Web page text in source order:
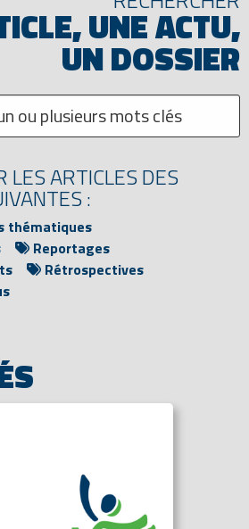
UNE ACTU,
UN DOSSIER
ARTICLES DES
:
thématiques
Reportages
Rétrospectives